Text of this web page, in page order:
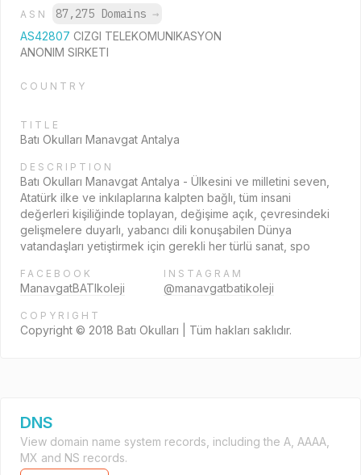
ASN 87,275 Domains →
AS42807 CIZGI TELEKOMUNIKASYON
ANONIM SIRKETI
COUNTRY
TITLE
Batı Okulları Manavgat Antalya
DESCRIPTION
Batı Okulları Manavgat Antalya - Ülkesini ve milletini seven,
Atatürk ilke ve inkılaplarına kalpten bağlı, tüm insani
değerleri kişiliğinde toplayan, değişime açık, çevresindeki
gelişmelere duyarlı, yabancı dili konuşabilen Dünya
vatandaşları yetiştirmek için gerekli her türlü sanat, spo
FACEBOOK
ManavgatBATIkoleji
INSTAGRAM
@manavgatbatikoleji
COPYRIGHT
Copyright © 2018 Batı Okulları | Tüm hakları saklıdır.
DNS
View domain name system records, including the A, AAAA,
MX and NS records.